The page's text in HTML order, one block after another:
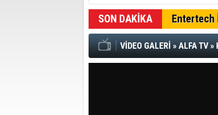
SON DAKİKA Entertech
VİDEO GALERİ »ALFA TV»